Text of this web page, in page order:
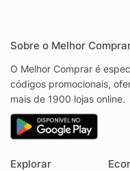
Sobre o Melhor
O Melhor Comprar é
códigos promocionais,
mais de 1900 lojas online.
Explorar